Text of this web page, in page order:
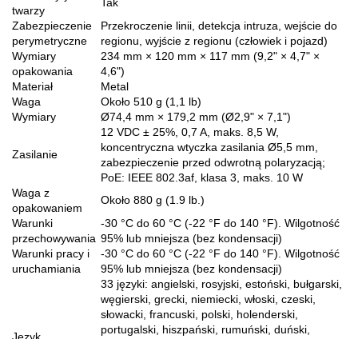
twarzy
Zabezpieczenie
perymetryczne
Przekroczenie linii, detekcja intruza, wejście do
regionu, wyjście z regionu (człowiek i pojazd)
Wymiary
opakowania
234 mm × 120 mm × 117 mm (9,2" × 4,7" ×
4,6")
Materiał
Metal
Waga
Około 510 g (1,1 lb)
Wymiary
Ø74,4 mm × 179,2 mm (Ø2,9" × 7,1")
Zasilanie
12 VDC ± 25%, 0,7 A, maks. 8,5 W,
koncentryczna wtyczka zasilania Ø5,5 mm,
zabezpieczenie przed odwrotną polaryzacją;
PoE: IEEE 802.3af, klasa 3, maks. 10 W
Waga z
opakowaniem
Około 880 g (1.9 lb.)
Warunki
przechowywania
-30 °C do 60 °C (-22 °F do 140 °F). Wilgotność
95% lub mniejsza (bez kondensacji)
Warunki pracy i
uruchamiania
-30 °C do 60 °C (-22 °F do 140 °F). Wilgotność
95% lub mniejsza (bez kondensacji)
33 języki: angielski, rosyjski, estoński, bułgarski,
węgierski, grecki, niemiecki, włoski, czeski,
słowacki, francuski, polski, holenderski,
portugalski, hiszpański, rumuński, duński,